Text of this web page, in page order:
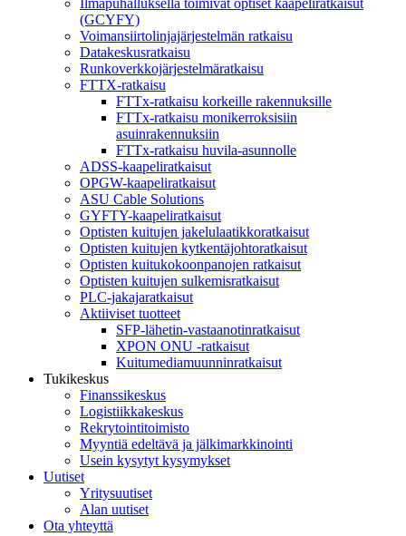
Ilmapuhalluksella toimivat optiset kaapeliratkaisut
(GCYFY)
Voimansiirtolinjajärjestelmän ratkaisu
Datakeskusratkaisu
Runkoverkkojärjestelmäratkaisu
FTTX-ratkaisu
FTTx-ratkaisu korkeille rakennuksille
FTTx-ratkaisu monikerroksisiin
asuinrakennuksiin
FTTx-ratkaisu huvila-asunnolle
ADSS-kaapeliratkaisut
OPGW-kaapeliratkaisut
ASU Cable Solutions
GYFTY-kaapeliratkaisut
Optisten kuitujen jakelulaatikkoratkaisut
Optisten kuitujen kytkentäjohtoratkaisut
Optisten kuitukokoonpanojen ratkaisut
Optisten kuitujen sulkemisratkaisut
PLC-jakajaratkaisut
Aktiiviset tuotteet
SFP-lähetin-vastaanotinratkaisut
XPON ONU -ratkaisut
Kuitumediamuunninratkaisut
Tukikeskus
Finanssikeskus
Logistiikkakeskus
Rekrytointitoimisto
Myyntiä edeltävä ja jälkimarkkinointi
Usein kysytyt kysymykset
Uutiset
Yritysuutiset
Alan uutiset
Ota yhteyttä